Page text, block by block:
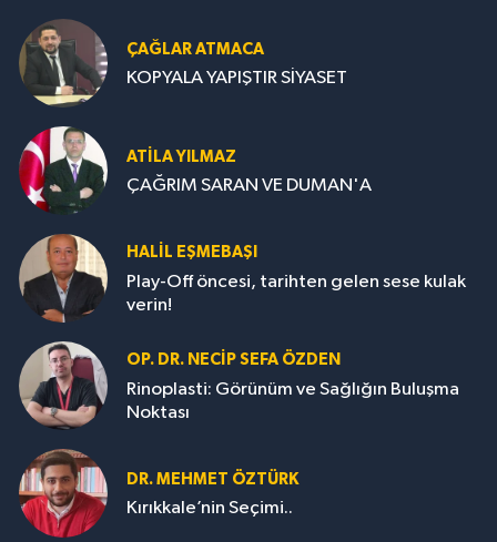
ÇAĞLAR ATMACA
KOPYALA YAPIŞTIR SİYASET
ATILA YILMAZ
ÇAĞRIM SARAN VE DUMAN'A
HALIL EŞMEBAŞI
Play-Off öncesi, tarihten gelen sese kulak
verin!
OP. DR. NECIP SEFA ÖZDEN
Rinoplasti: Görünüm ve Sağlığın Buluşma
Noktası
DR. MEHMET ÖZTÜRK
Kırıkkale’nin Seçimi..